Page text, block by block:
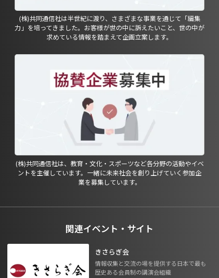
(株)共同通信社は半世紀に渡り、さまざまな事業を通じて「編集
力」を培ってきました。お客様が世の中に訴えたいこと、世の中が
求めている情報を踏まえて企画立案します。
(株)共同通信社は、教育・文化・スポーツなど各分野の活動やイベ
ントを主催しています。一緒に未来社会を創り上げていく参加企
業を募集しています。
関連イベント・サイト
きさらぎ会
情報収集と交流の場を提供する日本で最も
歴史ある会員制の講演会組織